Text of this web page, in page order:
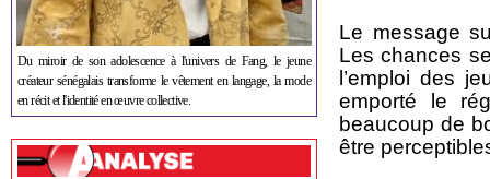
Du miroir de son adolescence à l'univers de Fang, le jeune
créateur sénégalais transforme le vêtement en langage, la mode
en récit et l'identité en œuvre collective.
Le message
Les chances
l’emploi des
emporté le
beaucoup de
être